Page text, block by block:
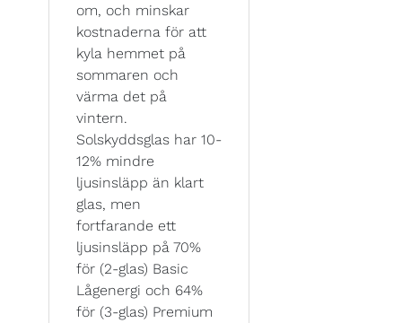
om, och minskar
kostnaderna för att
kyla hemmet på
sommaren och
värma det på
vintern.
Solskyddsglas har 10-
12% mindre
ljusinsläpp än klart
glas, men
fortfarande ett
ljusinsläpp på 70%
för (2-glas) Basic
Lågenergi och 64%
för (3-glas) Premium